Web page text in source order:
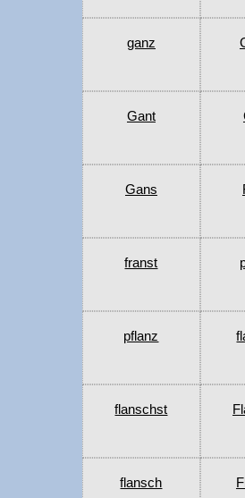
ganz
Gant
Gans
franst
pflanz
flanschst
flansch